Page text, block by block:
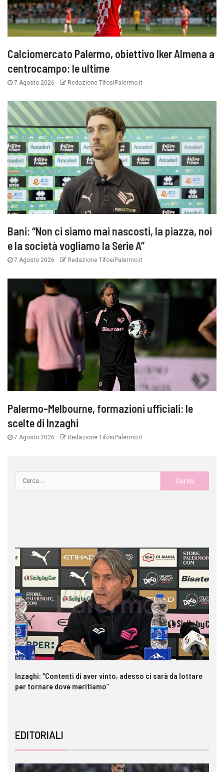
Calciomercato Palermo, obiettivo Iker Almena a
centrocampo: le ultime
7 Agosto 2026 Redazione TifosiPalermo.it
Bani: “Non ci siamo mai nascosti, la piazza, noi
e la società vogliamo la Serie A”
7 Agosto 2026 Redazione TifosiPalermo.it
Palermo-Melbourne, formazioni ufficiali: le
scelte di Inzaghi
7 Agosto 2026 Redazione TifosiPalermo.it
Inzaghi: “Contenti di aver vinto, adesso ci sarà da lottare
per tornare dove meritiamo”
EDITORIALI